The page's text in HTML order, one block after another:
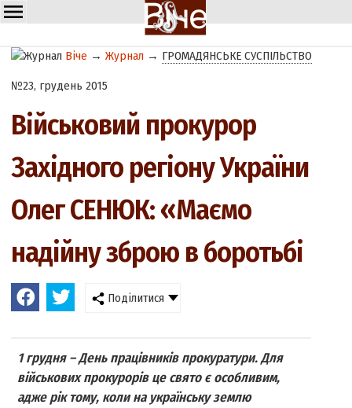
Віче →Журнал → ГРОМАДЯНСЬКЕ СУСПІЛЬСТВО
№23, грудень 2015
Військовий прокурор
Західного регіону України
Олег СЕНЮК: «Маємо
надійну зброю в боротьбі
Поділитися
1 грудня – День працівників прокуратури. Для
військових прокурорів це свято є особливим,
адже рік тому, коли на українську землю